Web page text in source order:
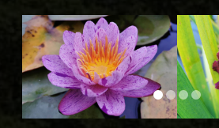
Previous